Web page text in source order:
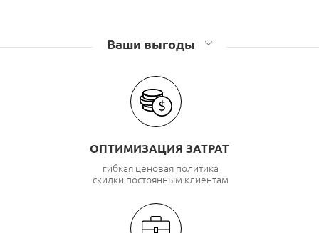
Ваши выгоды
ОПТИМИЗАЦИЯ ЗАТРАТ
гибкая ценовая политика
скидки постоянным клиентам